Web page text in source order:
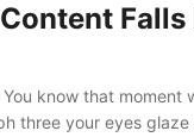
know that
three your eyes glaze